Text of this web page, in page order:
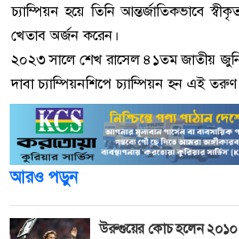
চ্যাম্পিয়ন হয়ে তিনি আন্তর্জাতিকভাবে
খেতাব অর্জন করেন।
২০২৩ সালে শেখ রাসেল ৪১তম জাতীয়
দাবা চ্যাম্পিয়নশিপে চ্যাম্পিয়ন হন এই তরুণ
আরও পড়ুন
উরুগুয়ের কোচ হলেন ২০১০